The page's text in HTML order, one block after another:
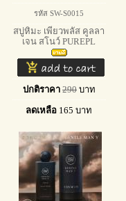
รหัส SW-S0015
สบู่หิมะ เพียวพลัส คูลลา
เจน สโนว์ PUREPL
ปกติราคา 290 บาท
ลดเหลือ 165 บาท